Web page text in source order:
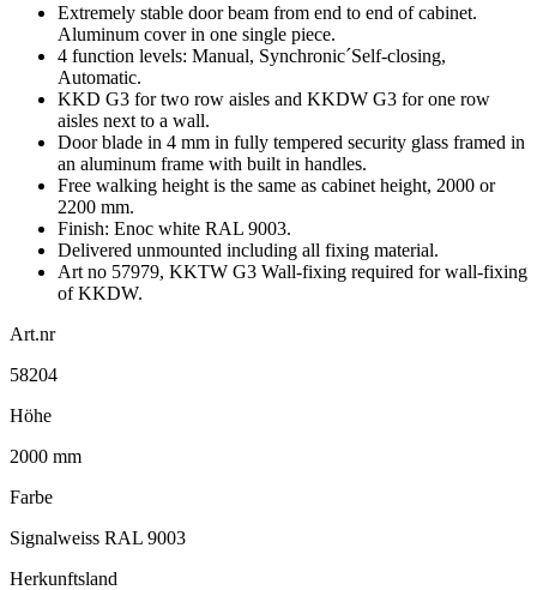
Extremely stable door beam from end to end of cabinet.
Aluminum cover in one single piece.
4 function levels: Manual, Synchronic´Self-closing,
Automatic.
KKD G3 for two row aisles and KKDW G3 for one row
aisles next to a wall.
Door blade in 4 mm in fully tempered security glass framed in
an aluminum frame with built in handles.
Free walking height is the same as cabinet height, 2000 or
2200 mm.
Finish: Enoc white RAL 9003.
Delivered unmounted including all fixing material.
Art no 57979, KKTW G3 Wall-fixing required for wall-fixing
of KKDW.
Art.nr
58204
Höhe
2000 mm
Farbe
Signalweiss RAL 9003
Herkunftsland